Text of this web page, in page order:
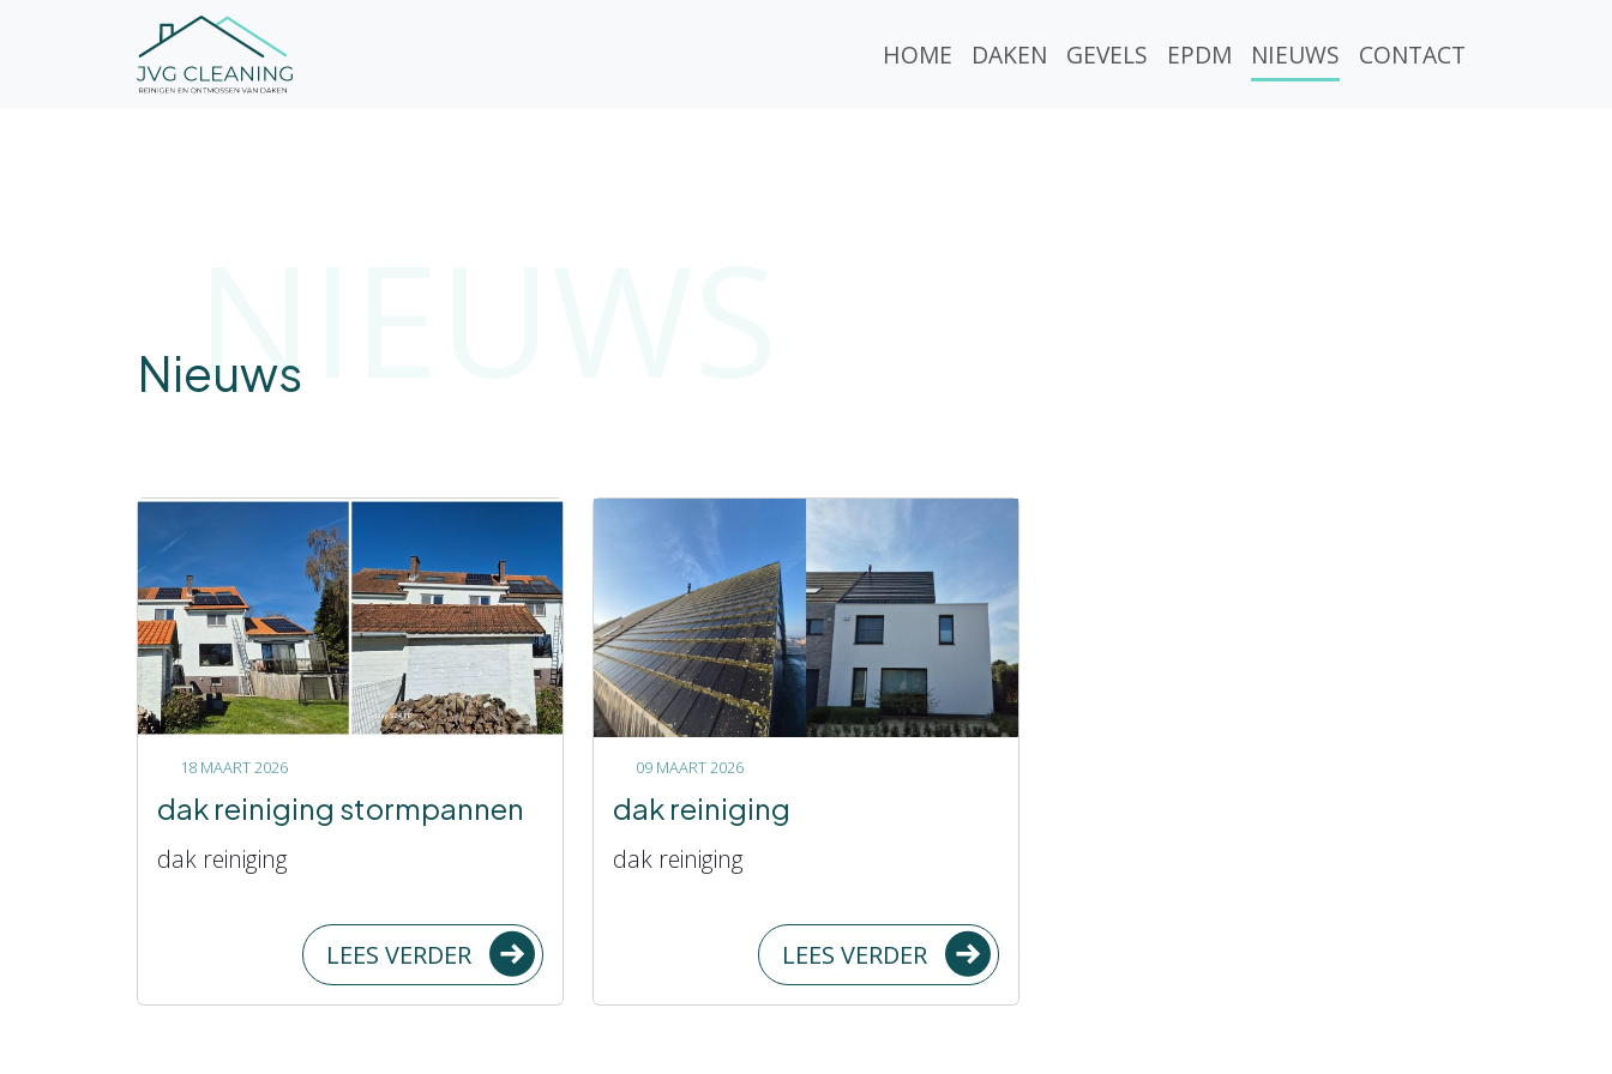
HOME DAKEN GEVELS EPDM NIEUWS CONTACT
NIEUWS
Nieuws
18 MAART 2026
dak reiniging stormpannen
dak reiniging
LEES VERDER
09 MAART 2026
dak reiniging
dak reiniging
LEES VERDER